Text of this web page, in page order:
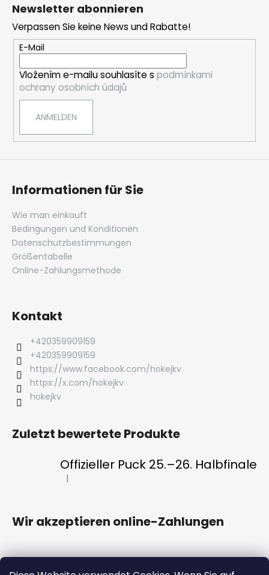
Newsletter abonnieren
Verpassen Sie keine News und Rabatte!
E-Mail
Vložením e-mailu souhlasíte s podmínkami
ochrany osobních údajů
ANMELDEN
Informationen für Sie
Wie man einkauft
Bedingungen und Konditionen
Datenschutzbestimmungen
Größentabelle
Online-Zahlungsmethode
Kontakt
+420359909159
+420359909159
https://www.facebook.com/hokejkv
https://x.com/hokejkv
hokejkv
Zuletzt bewertete Produkte
Offizieller Puck 25.–26. Halbfinale
Die Produktbewertung beträgt 5 von 5 Sternen.
|
Wir akzeptieren online-Zahlungen